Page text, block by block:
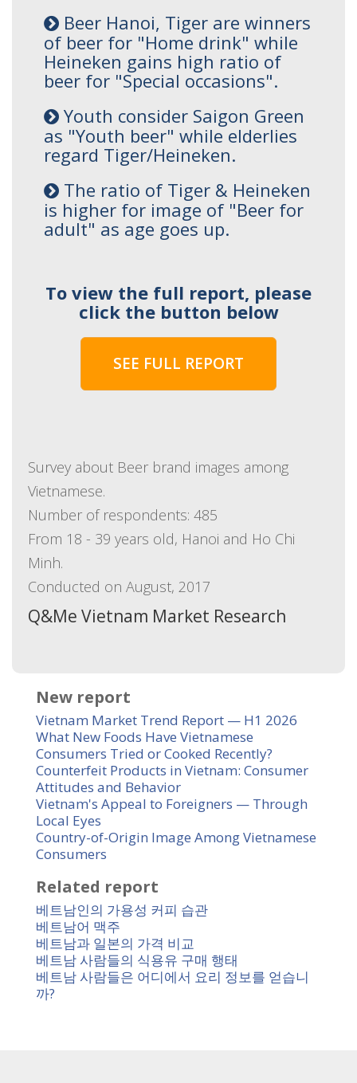
Beer Hanoi, Tiger are winners
of beer for "Home drink" while
Heineken gains high ratio of
beer for "Special occasions".
Youth consider Saigon Green
as "Youth beer" while elderlies
regard Tiger/Heineken.
The ratio of Tiger & Heineken
is higher for image of "Beer for
adult" as age goes up.
To view the full report, please
click the button below
SEE FULL REPORT
Survey about Beer brand images among
Vietnamese.
Number of respondents: 485
From 18 - 39 years old, Hanoi and Ho Chi
Minh.
Conducted on August, 2017
Q&Me Vietnam Market Research
New report
Vietnam Market Trend Report — H1 2026
What New Foods Have Vietnamese
Consumers Tried or Cooked Recently?
Counterfeit Products in Vietnam: Consumer
Attitudes and Behavior
Vietnam's Appeal to Foreigners — Through
Local Eyes
Country-of-Origin Image Among Vietnamese
Consumers
Related report
베트남인의 가용성 커피 습관
베트남어 맥주
베트남과 일본의 가격 비교
베트남 사람들의 식용유 구매 행태
베트남 사람들은 어디에서 요리 정보를 얻습니
까?